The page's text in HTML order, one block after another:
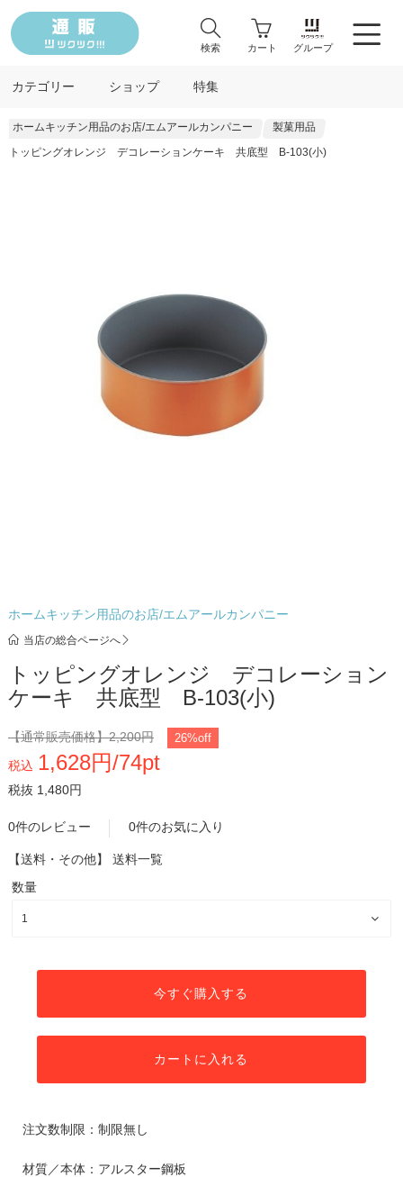
検索 カート グループ
カテゴリー ショップ 特集
ホームキッチン用品のお店/エムアールカンパニー
製菓用品
トッピングオレンジ デコレーションケーキ 共底型 B-103(小)
ホームキッチン用品のお店/エムアールカンパニー
当店の総合ページへ
トッピングオレンジ デコレーション
ケーキ 共底型 B-103(小)
【通常販売価格】2,200円 26%off
税込 1,628円/74pt
税抜 1,480円
0件のレビュー 0件のお気に入り
【送料・その他】 送料一覧
数量
今すぐ購入する
カートに入れる
注文数制限：制限無し
材質／本体：アルスター鋼板